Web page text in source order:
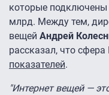
которые подключены
млрд. Между тем,
вещей Андрей
рассказал, что сфера
показателей.
"Интернет вещей —